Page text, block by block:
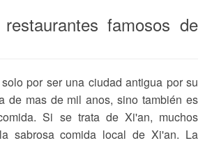
famosos de
por ser una ciudad antigua por su
de mas de mil anos, sino también es
Si se trata de Xi'an, muchos
sabrosa comida local de Xi'an. La